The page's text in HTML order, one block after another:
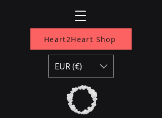
Heart2Heart Shop
EUR (€)